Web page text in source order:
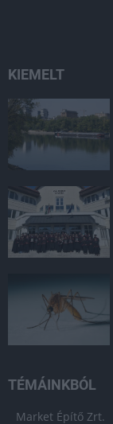
KIEMELT
TÉMÁINKBÓL
Market Építő Zrt.